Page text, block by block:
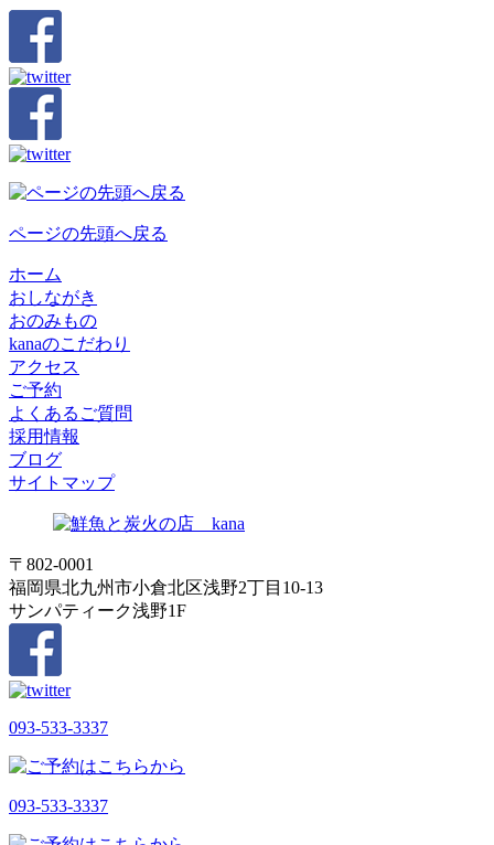
ページの先頭へ戻る
ホーム
おしながき
おのみもの
kanaのこだわり
アクセス
ご予約
よくあるご質問
採用情報
ブログ
サイトマップ
〒802-0001
福岡県北九州市小倉北区浅野2丁目10-13
サンパティーク浅野1F
093-533-3337
093-533-3337